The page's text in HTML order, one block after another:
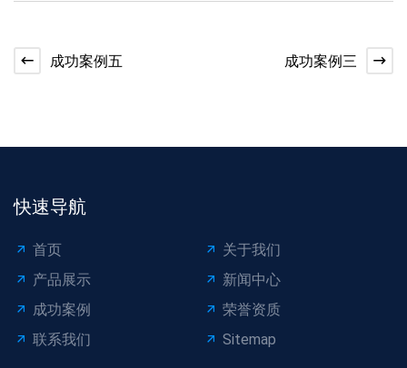
成功案例五 成功案例三
快速导航
首页
关于我们
产品展示
新闻中心
成功案例
荣誉资质
联系我们
Sitemap